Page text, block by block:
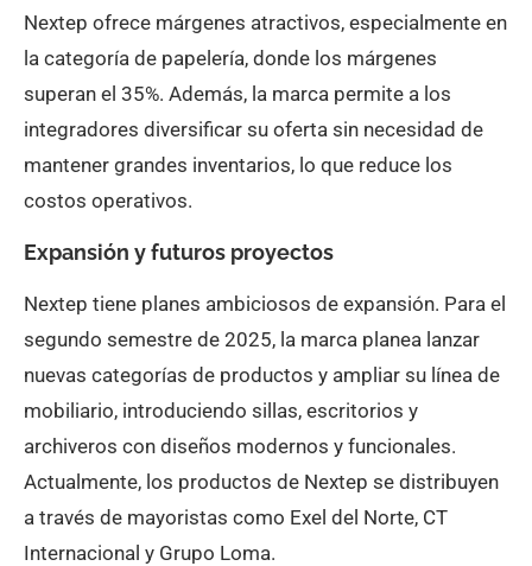
Nextep ofrece márgenes atractivos, especialmente en
la categoría de papelería, donde los márgenes
superan el 35%. Además, la marca permite a los
integradores diversificar su oferta sin necesidad de
mantener grandes inventarios, lo que reduce los
costos operativos.
Expansión y futuros proyectos
Nextep tiene planes ambiciosos de expansión. Para el
segundo semestre de 2025, la marca planea lanzar
nuevas categorías de productos y ampliar su línea de
mobiliario, introduciendo sillas, escritorios y
archiveros con diseños modernos y funcionales.
Actualmente, los productos de Nextep se distribuyen
a través de mayoristas como Exel del Norte, CT
Internacional y Grupo Loma.